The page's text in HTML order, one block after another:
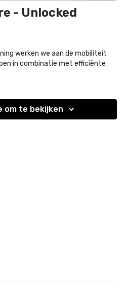
- Unlocked
werken we aan de mobiliteit
in combinatie met efficiënte
om te bekijken